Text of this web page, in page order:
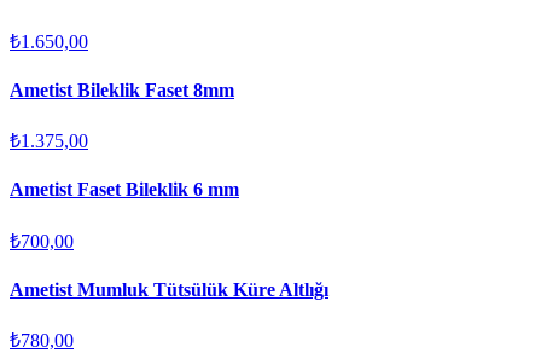
₺1.650,00
Ametist Bileklik Faset 8mm
₺1.375,00
Ametist Faset Bileklik 6 mm
₺700,00
Ametist Mumluk Tütsülük Küre Altlığı
₺780,00